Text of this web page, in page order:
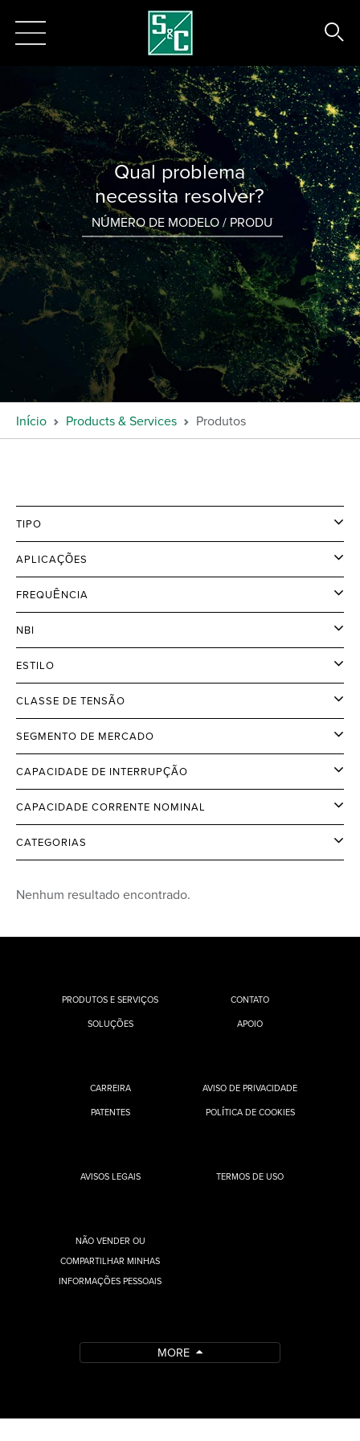
Qual problema
necessita resolver?
Início Products & Services Produtos
TIPO
APLICAÇÕES
FREQUÊNCIA
NBI
ESTILO
CLASSE DE TENSÃO
SEGMENTO DE MERCADO
CAPACIDADE DE INTERRUPÇÃO
CAPACIDADE CORRENTE NOMINAL
CATEGORIAS
Nenhum resultado encontrado.
PRODUTOS E SERVIÇOS
SOLUÇÕES
CONTATO
APOIO
CARREIRA
PATENTES
AVISO DE PRIVACIDADE
POLÍTICA DE COOKIES
AVISOS LEGAIS TERMOS DE USO
NÃO VENDER OU
COMPARTILHAR MINHAS
INFORMAÇÕES PESSOAIS
MORE